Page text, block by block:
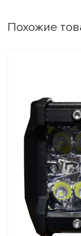
Похожие